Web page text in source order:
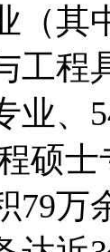
（其
工程
业、
硕
79